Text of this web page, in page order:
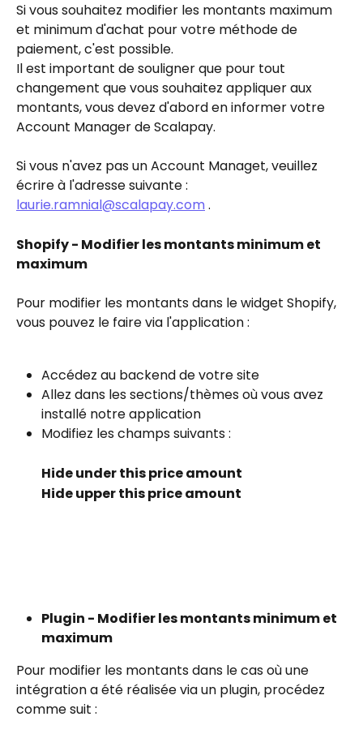
Si vous souhaitez modifier les montants maximum
et minimum d'achat pour votre méthode de
paiement, c'est possible.
Il est important de souligner que pour tout
changement que vous souhaitez appliquer aux
montants, vous devez d'abord en informer votre
Account Manager de Scalapay.
Si vous n'avez pas un Account Managet, veuillez
écrire à l'adresse suivante :
laurie.ramnial@scalapay.com .
Shopify - Modifier les montants minimum et
maximum
Pour modifier les montants dans le widget Shopify,
vous pouvez le faire via l'application :
Accédez au backend de votre site
Allez dans les sections/thèmes où vous avez
installé notre application
Modifiez les champs suivants :
Hide under this price amount
Hide upper this price amount
Plugin - Modifier les montants minimum et
maximum
Pour modifier les montants dans le cas où une
intégration a été réalisée via un plugin, procédez
comme suit :